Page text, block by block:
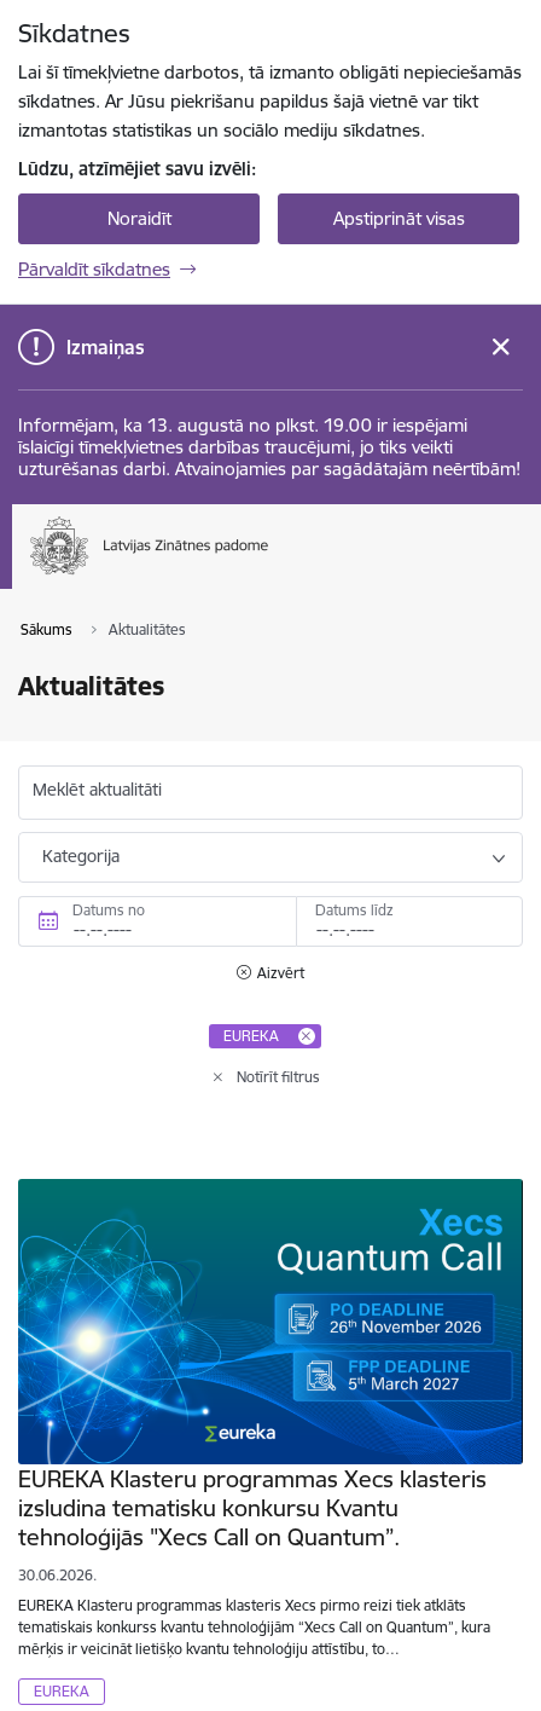
Sīkdatnes
Lai šī tīmekļvietne darbotos, tā izmanto obligāti nepieciešamās
sīkdatnes. Ar Jūsu piekrišanu papildus šajā vietnē var tikt
izmantotas statistikas un sociālo mediju sīkdatnes.
Lūdzu, atzīmējiet savu izvēli:
Noraidīt Apstiprināt visas
Pārvaldīt sīkdatnes
Izmaiņas
Informējam, ka 13. augustā no plkst. 19.00 ir iespējami
īslaicīgi tīmekļvietnes darbības traucējumi, jo tiks veikti
uzturēšanas darbi. Atvainojamies par sagādātajām neērtībām!
Sākums Aktualitātes
Aktualitātes
Meklēt aktualitāti
Kategorija
Datums no Datums līdz
Aizvērt
EUREKA
Notīrīt filtrus
EUREKA Klasteru programmas Xecs klasteris
izsludina tematisku konkursu Kvantu
tehnoloģijās "Xecs Call on Quantum”.
30.06.2026.
EUREKA Klasteru programmas klasteris Xecs pirmo reizi tiek atklāts
tematiskais konkurss kvantu tehnoloģijām “Xecs Call on Quantum”, kura
mērķis ir veicināt lietišķo kvantu tehnoloģiju attīstību, to…
EUREKA